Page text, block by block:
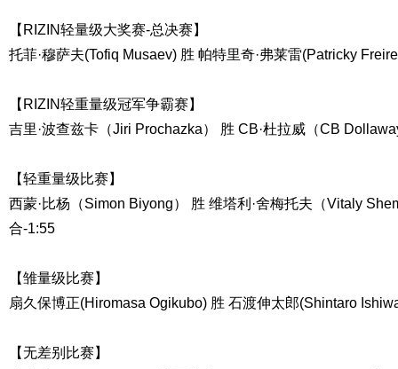
【RIZIN轻量级大奖赛-总决赛】
托菲·穆萨夫(Tofiq Musaev) 胜 帕特里奇·弗莱雷(Patricky
【RIZIN轻重量级冠军争霸赛】
吉里·波查兹卡（Jiri Prochazka） 胜 CB·杜拉威（CB
【轻重量级比赛】
西蒙·比杨（Simon Biyong） 胜 维塔利·舍梅托夫（Vitaly
合-1:55
【雏量级比赛】
扇久保博正(Hiromasa Ogikubo) 胜 石渡伸太郎(Shintaro
【无差别比赛】